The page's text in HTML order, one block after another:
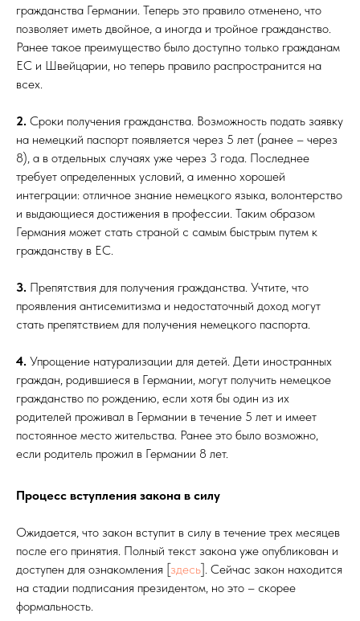
гражданства Германии. Теперь это правило отменено, что
позволяет иметь двойное, а иногда и тройное гражданство.
Ранее такое преимущество было доступно только гражданам
ЕС и Швейцарии, но теперь правило распространится на
всех.
2. Сроки получения гражданства. Возможность подать заявку
на немецкий паспорт появляется через 5 лет (ранее – через
8), а в отдельных случаях уже через 3 года. Последнее
требует определенных условий, а именно хорошей
интеграции: отличное знание немецкого языка, волонтерство
и выдающиеся достижения в профессии. Таким образом
Германия может стать страной с самым быстрым путем к
гражданству в ЕС.
3. Препятствия для получения гражданства. Учтите, что
проявления антисемитизма и недостаточный доход могут
стать препятствием для получения немецкого паспорта.
4. Упрощение натурализации для детей. Дети иностранных
граждан, родившиеся в Германии, могут получить немецкое
гражданство по рождению, если хотя бы один из их
родителей проживал в Германии в течение 5 лет и имеет
постоянное место жительства. Ранее это было возможно,
если родитель прожил в Германии 8 лет.
Процесс вступления закона в силу
Ожидается, что закон вступит в силу в течение трех месяцев
после его принятия. Полный текст закона уже опубликован и
доступен для ознакомления [здесь]. Сейчас закон находится
на стадии подписания президентом, но это – скорее
формальность.